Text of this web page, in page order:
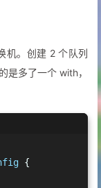
机。创建 2 个队列
是多了一个 with，
{